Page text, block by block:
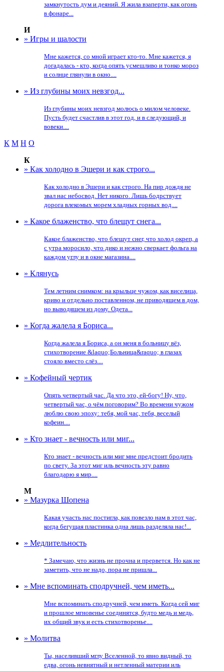
замкнутость дум и деяний. Я жила взаперти, как огонь
в фонаре...
И
» Игры и шалости
Мне кажется, со мной играет кто-то. Мне кажется, я
догадалась - кто, когда опять усмешливо и тонко мороз
и солнце глянули в окно....
» Из глубины моих невзгод...
Из глубины моих невзгод молюсь о милом человеке.
Пусть будет счастлив в этот год, и в следующий, и
вовеки....
К М Н О
К
» Как холодно в Эшери и как строго...
Как холодно в Эшери и как строго. На пир дождя не
звал нас небосвод. Нет никого. Лишь бодрствует
дорога влекомых морем хладных горных вод....
» Какое блаженство, что блещут снега...
Какое блаженство, что блещут снег, что холод окреп, а
с утра моросило, что дико и нежно сверкает фольга на
каждом углу и в окне магазина....
» Клянусь
Тем летним снимком: на крыльце чужом, как виселица,
криво и отдельно поставленном, не приводящем в дом,
но выводящем из дому. Одета...
» Когда жалела я Бориса...
Когда жалела я Бориса, а он меня в больницу вёз,
стихотворение &laquo;Больница&raquo; в глазах
стояло вместо слёз....
» Кофейный чертик
Опять четвертый час. Да что это, ей-богу! Ну, что,
четвертый час, о чём поговорим? Во времени чужом
люблю свою эпоху: тебя, мой час, тебя, веселый
кофеин....
» Кто знает - вечность или миг...
Кто знает - вечность или миг мне предстоит бродить
по свету. За этот миг иль вечность эту равно
благодарю я мир....
М
» Мазурка Шопена
Какая участь нас постигла, как повезло нам в этот час,
когда бегущая пластинка одна лишь разделяла нас!...
» Медлительность
* Замечаю, что жизнь не прочна и прервется. Но как не
заметить, что не надо, пора не пришла...
» Мне вспоминать сподручней, чем иметь...
Мне вспоминать сподручней, чем иметь. Когда сей миг
и прошлое мгновенье соединятся, будто медь и медь,
их общий звук и есть стихотворенье....
» Молитва
Ты, населивший мглу Вселенной, то явно видный, то
едва, огонь невнятный и нетленный материи иль